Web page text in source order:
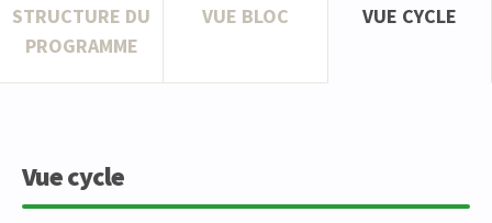
STRUCTURE DU
PROGRAMME
VUE BLOC VUE CYCLE
Vue cycle